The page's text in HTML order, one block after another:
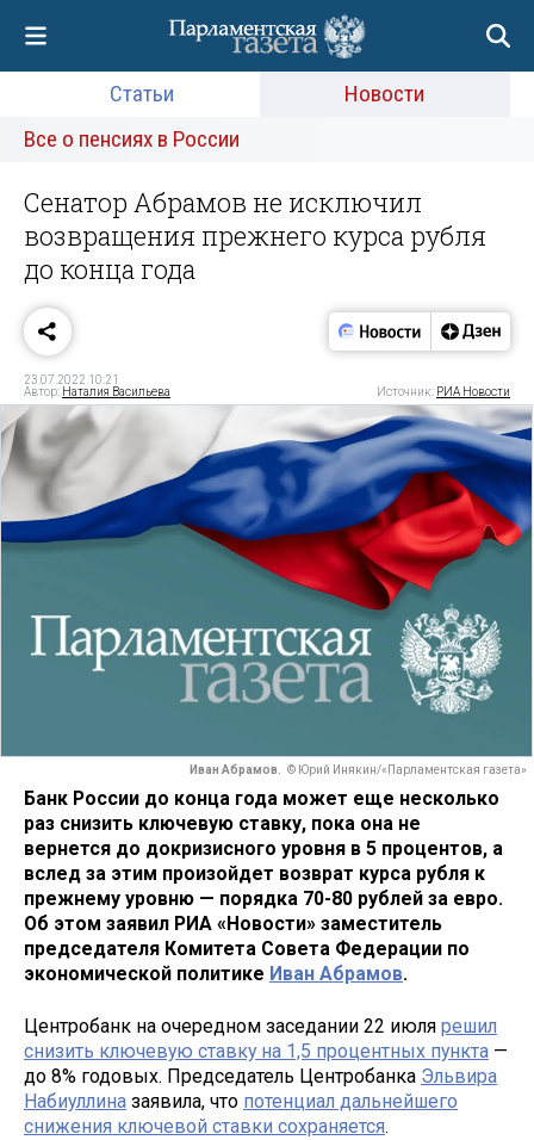
Статьи
Новости
Все о пенсиях в России
Сенатор Абрамов не исключил
возвращения прежнего курса рубля
до конца года
23.07.2022 10:21
Автор: Наталия Васильева Источник: РИА Новости
Иван Абрамов. © Юрий Инякин/«Парламентская газета»
Банк России до конца года может еще несколько
раз снизить ключевую ставку, пока она не
вернется до докризисного уровня в 5 процентов, а
вслед за этим произойдет возврат курса рубля к
прежнему уровню — порядка 70-80 рублей за евро.
Об этом заявил РИА «Новости» заместитель
председателя Комитета Совета Федерации по
экономической политике Иван Абрамов.
Центробанк на очередном заседании 22 июля решил
снизить ключевую ставку на 1,5 процентных пункта —
до 8% годовых. Председатель Центробанка Эльвира
Набиуллина заявила, что потенциал дальнейшего
снижения ключевой ставки сохраняется.